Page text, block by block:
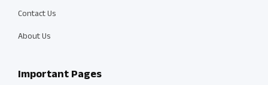
Contact Us
About Us
Important Pages